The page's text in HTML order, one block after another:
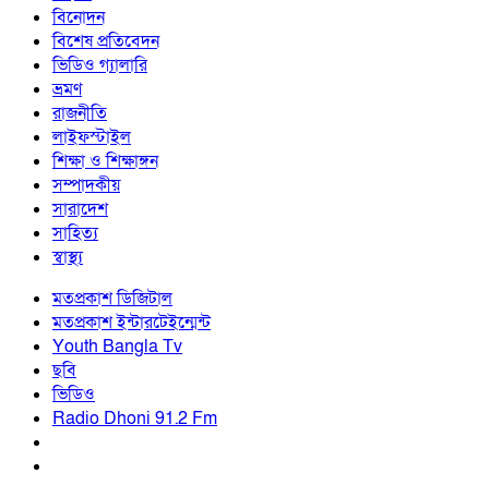
বিনোদন
বিশেষ প্রতিবেদন
ভিডিও গ্যালারি
ভ্রমণ
রাজনীতি
লাইফস্টাইল
শিক্ষা ও শিক্ষাঙ্গন
সম্পাদকীয়
সারাদেশ
সাহিত্য
স্বাস্থ্য
মতপ্রকাশ ডিজিটাল
মতপ্রকাশ ইন্টারটেইন্মেন্ট
Youth Bangla Tv
ছবি
ভিডিও
Radio Dhoni 91.2 Fm